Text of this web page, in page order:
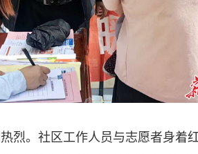
烈。社区工作人员与志愿者身着